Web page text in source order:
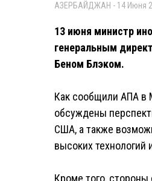
АЗЕРБАЙДЖАН - 14 Июня
13 июня министр
генеральным
Беном Блэком.
Как сообщили АПА в
обсуждены
США, а также
высоких технологий
Кроме того,